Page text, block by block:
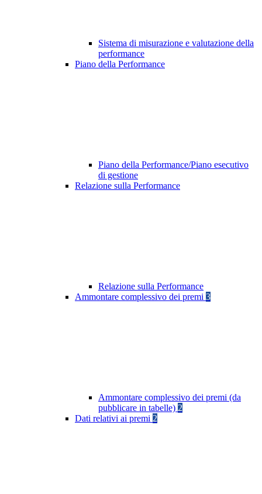
Sistema di misurazione e valutazione della
performance
Piano della Performance
Piano della Performance/Piano esecutivo
di gestione
Relazione sulla Performance
Relazione sulla Performance
Ammontare complessivo dei premi 3
Ammontare complessivo dei premi (da
pubblicare in tabelle) 2
Dati relativi ai premi 2